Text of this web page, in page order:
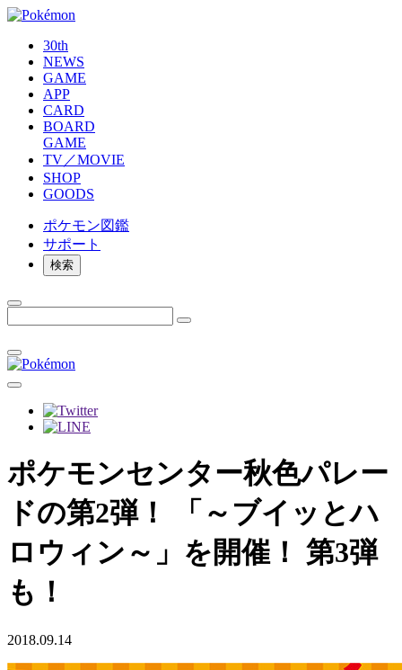
30th
NEWS
GAME
APP
CARD
BOARD
GAME
TV／MOVIE
SHOP
GOODS
ポケモン図鑑
サポート
検索
ポケモンセンター秋色パレー
ドの第2弾！ 「～ブイッとハ
ロウィン～」を開催！ 第3弾
も！
2018.09.14